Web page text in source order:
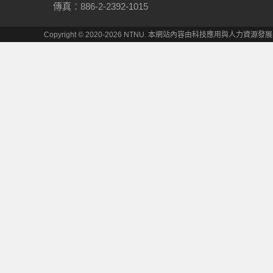
傳真：886-2-2392-1015
Copyright © 2020-2026 NTNU. 本網站內容由科技應用與人力資源發展